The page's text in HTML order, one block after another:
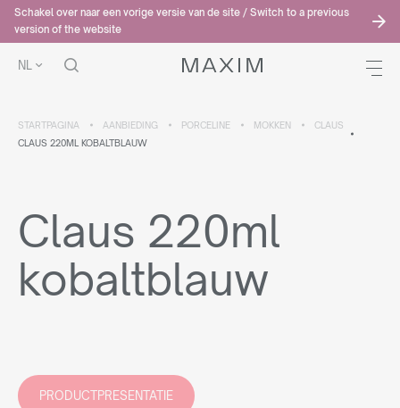
Schakel over naar een vorige versie van de site / Switch to a previous
version of the website
NL
STARTPAGINA AANBIEDING PORCELINE MOKKEN
CLAUS
CLAUS 220ML KOBALTBLAUW
Claus 220ml
kobaltblauw
PRODUCTPRESENTATIE